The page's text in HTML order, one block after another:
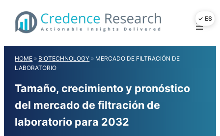
content
HOME » BIOTECHNOLOGY » MERCADO DE FILTRACIÓN DE
LABORATORIO
Tamaño, crecimiento y pronóstico
del mercado de filtración de
laboratorio para 2032